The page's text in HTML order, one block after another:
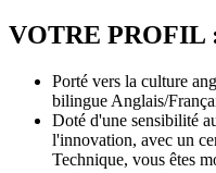
VOTRE PROFIL
Porté vers la culture
bilingue Anglais/
Doté d'une sensibilité
l'innovation, avec un
Technique, vous êtes